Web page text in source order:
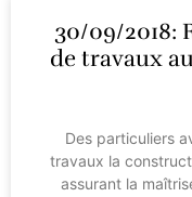
30/09/2018:
de travaux
Des particuliers
travaux la
assurant la